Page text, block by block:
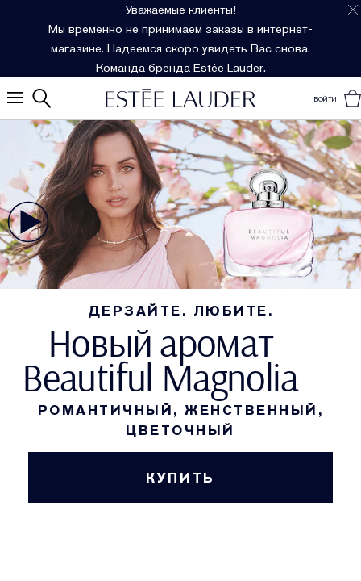
Уважаемые клиенты!
Мы временно не принимаем заказы в интернет-
магазине. Надеемся скоро увидеть Вас снова.
Команда бренда Estée Lauder.
ВОЙТИ
ДЕРЗАЙТЕ. ЛЮБИТЕ.
Новый аромат
Beautiful Magnolia
РОМАНТИЧНЫЙ, ЖЕНСТВЕННЫЙ,
ЦВЕТОЧНЫЙ
КУПИТЬ